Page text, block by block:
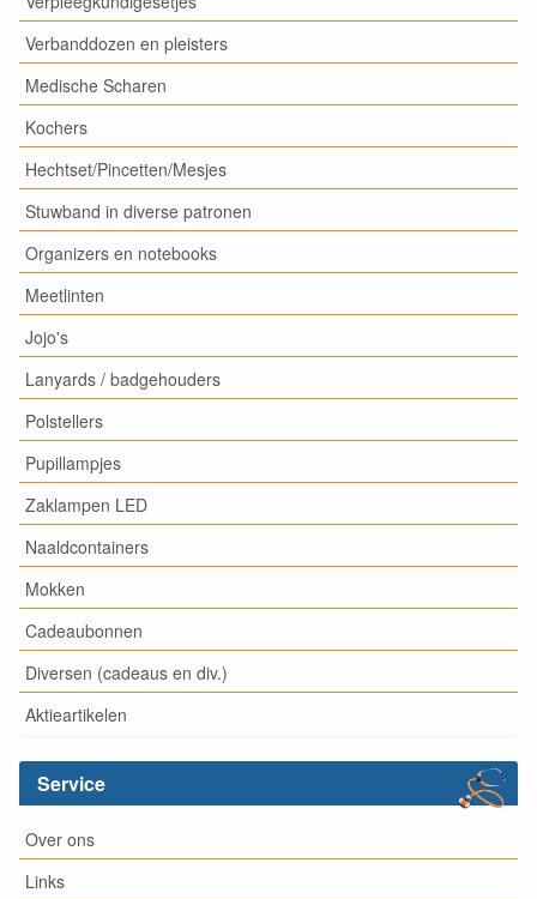
Verbanddozen en pleisters
Medische Scharen
Kochers
Hechtset/Pincetten/Mesjes
Stuwband in diverse patronen
Organizers en notebooks
Meetlinten
Jojo's
Lanyards / badgehouders
Polstellers
Pupillampjes
Zaklampen LED
Naaldcontainers
Mokken
Cadeaubonnen
Diversen (cadeaus en div.)
Aktieartikelen
Service
Over ons
Links